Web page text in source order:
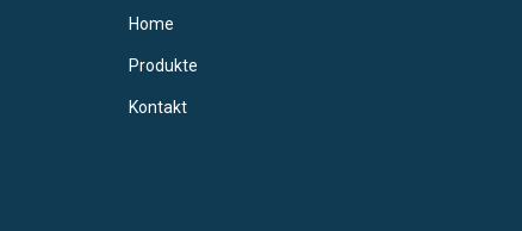
Home
Produkte
Kontakt